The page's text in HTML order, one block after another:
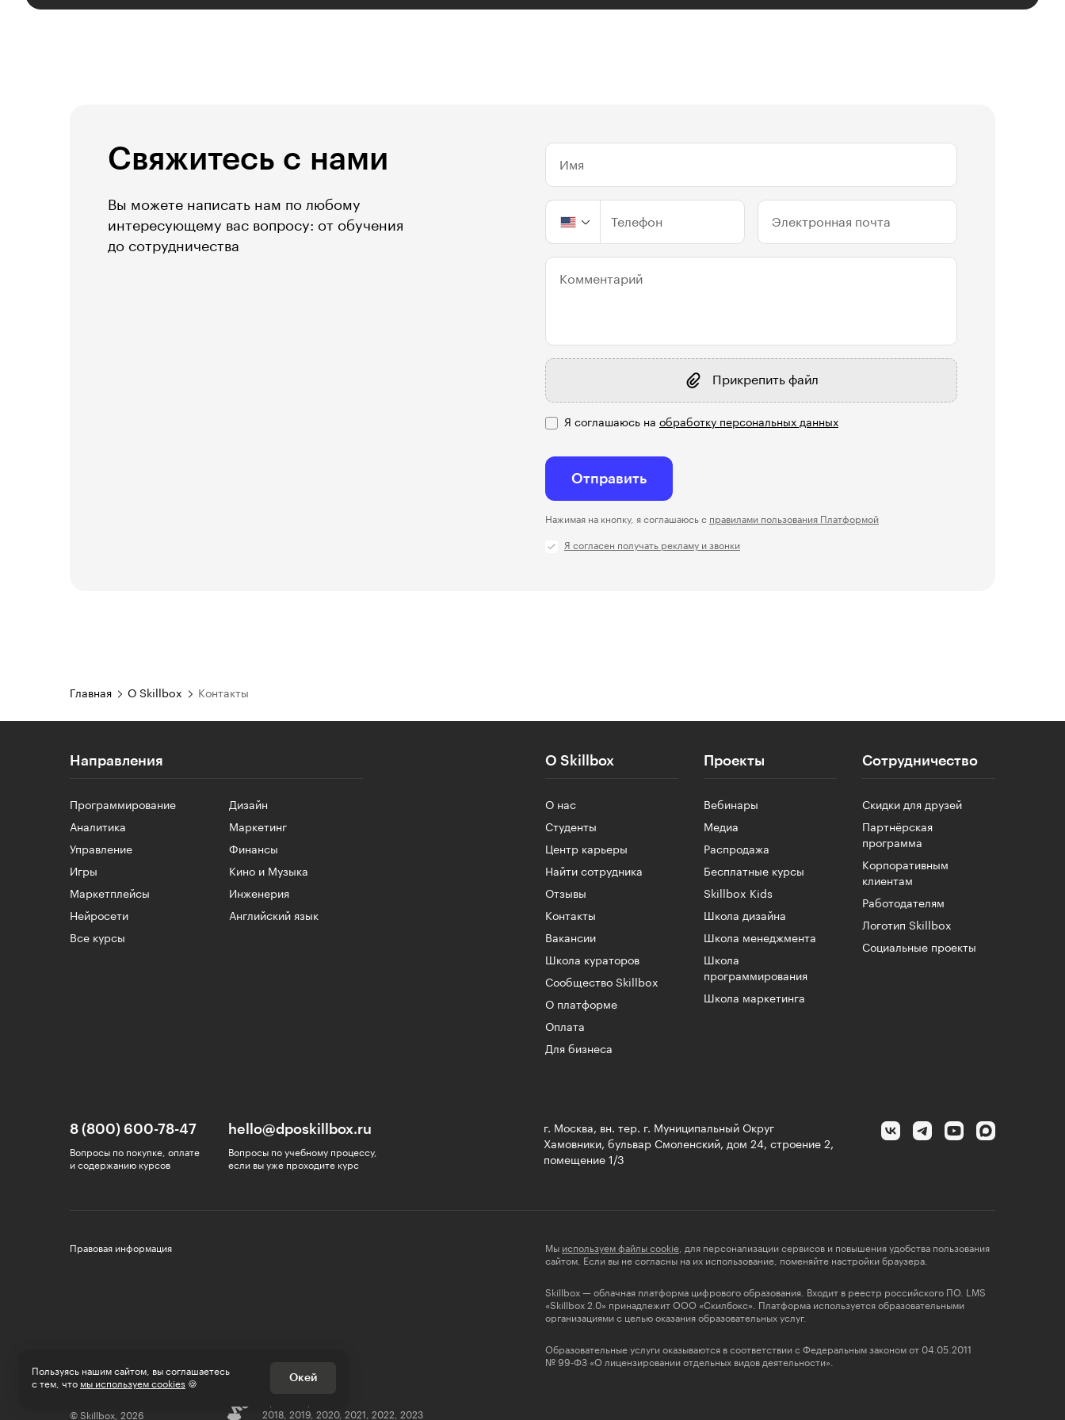
Свяжитесь с нами
Вы можете написать нам по любому
интересующему вас вопросу: от обучения
до сотрудничества
Имя
Телефон Электронная почта
Комментарий
Прикрепить файл
Я соглашаюсь на обработку персональных данных
Отправить
Нажимая на кнопку, я соглашаюсь с правилами пользования Платформой
Я согласен получать рекламу и звонки
Главная О Skillbox Контакты
Направления
Программирование
Дизайн
Аналитика
Маркетинг
Управление
Финансы
Игры
Кино и Музыка
Маркетплейсы
Инженерия
Нейросети
Английский язык
Все курсы
О Skillbox
О нас
Студенты
Центр карьеры
Найти сотрудника
Отзывы
Контакты
Вакансии
Школа кураторов
Сообщество Skillbox
О платформе
Оплата
Для бизнеса
Проекты
Вебинары
Медиа
Распродажа
Бесплатные курсы
Skillbox Kids
Школа дизайна
Школа менеджмента
Школа
программирования
Школа маркетинга
Сотрудничество
Скидки для друзей
Партнёрская
программа
Корпоративным
клиентам
Работодателям
Логотип Skillbox
Социальные проекты
8 (800) 600-78-47
Вопросы по покупке, оплате
и содержанию курсов
hello@dposkillbox.ru
Вопросы по учебному процессу,
если вы уже проходите курс
г. Москва, вн. тер. г. Муниципальный Округ
Хамовники, бульвар Смоленский, дом 24, строение 2,
помещение 1/3
Правовая информация Мы используем файлы cookie , для персонализации сервисов и повышения удобства пользования
сайтом. Если вы не согласны на их использование, поменяйте настройки браузера.
Skillbox — облачная платформа цифрового образования. Входит в реестр российского ПО. LMS
«Skillbox 2.0» принадлежит ООО «Скилбокс». Платформа используется образовательными
организациями с целью оказания образовательных услуг.
Образовательные услуги оказываются в соответствии с Федеральным законом от 04.05.2011
№ 99-ФЗ «О лицензировании отдельных видов деятельности».
2018, 2019, 2020, 2021, 2022, 2023
© Skillbox, 2026
Пользуясь нашим сайтом, вы соглашаетесь
с тем, что мы используем cookies 🍪
Окей